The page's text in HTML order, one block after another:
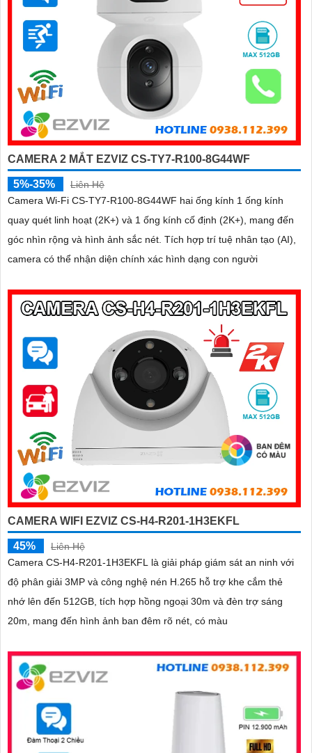
CAMERA 2 MẮT EZVIZ CS-TY7-R100-8G44WF
5%-35%
Liên Hệ
Camera Wi-Fi CS-TY7-R100-8G44WF hai ống kính 1 ống kính
quay quét linh hoạt (2K+) và 1 ống kính cố định (2K+), mang đến
góc nhìn rộng và hình ảnh sắc nét. Tích hợp trí tuệ nhân tạo (AI),
camera có thể nhận diện chính xác hình dạng con người
CAMERA WIFI EZVIZ CS-H4-R201-1H3EKFL
45%
Liên Hệ
Camera CS-H4-R201-1H3EKFL là giải pháp giám sát an ninh với
độ phân giải 3MP và công nghệ nén H.265 hỗ trợ khe cắm thẻ
nhớ lên đến 512GB, tích hợp hồng ngoại 30m và đèn trợ sáng
20m, mang đến hình ảnh ban đêm rõ nét, có màu